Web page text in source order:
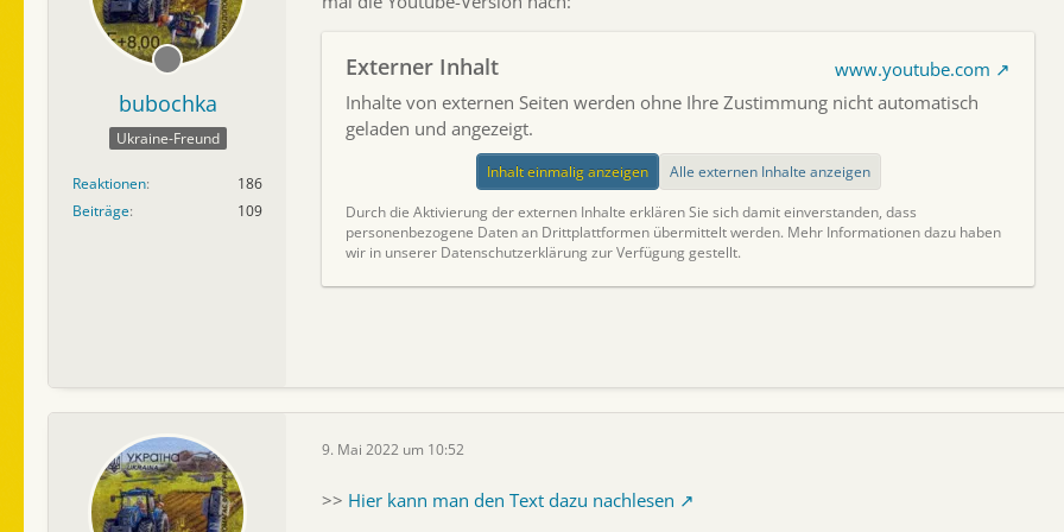
bubochka
Ukraine-Freund
Reaktionen
186
Beiträge
109
Externer Inhalt
www.youtube.com
Inhalte von externen Seiten werden ohne Ihre Zustimmung nicht automatisch
geladen und angezeigt.
Inhalt einmalig anzeigen
Alle externen Inhalte anzeigen
Durch die Aktivierung der externen Inhalte erklären Sie sich damit einverstanden, dass
personenbezogene Daten an Drittplattformen übermittelt werden. Mehr Informationen dazu haben
wir in unserer Datenschutzerklärung zur Verfügung gestellt.
9. Mai 2022 um 10:52
>> Hier kann man den Text dazu nachlesen